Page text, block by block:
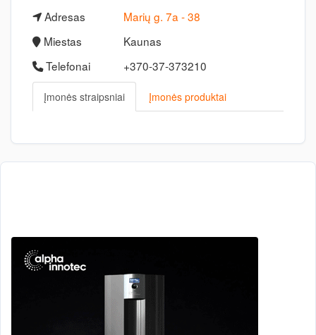
Adresas
Marių g. 7a - 38
Miestas
Kaunas
Telefonai
+370-37-373210
Įmonės straipsniai Įmonės produktai